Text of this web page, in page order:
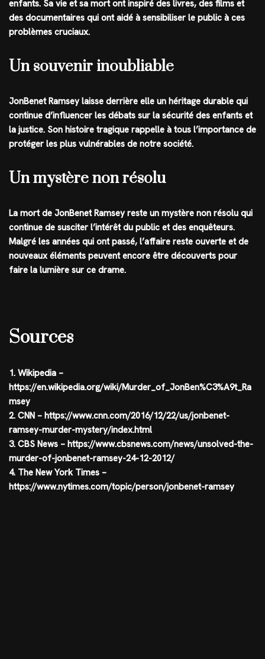
enfants. Sa vie et sa mort ont inspiré des livres, des films et
des documentaires qui ont aidé à sensibiliser le public à ces
problèmes cruciaux.
Un souvenir inoubliable
JonBenet Ramsey laisse derrière elle un héritage durable qui
continue d’influencer les débats sur la sécurité des enfants et
la justice. Son histoire tragique rappelle à tous l’importance de
protéger les plus vulnérables de notre société.
Un mystère non résolu
La mort de JonBenet Ramsey reste un mystère non résolu qui
continue de susciter l’intérêt du public et des enquêteurs.
Malgré les années qui ont passé, l’affaire reste ouverte et de
nouveaux éléments peuvent encore être découverts pour
faire la lumière sur ce drame.
Sources
1. Wikipedia –
https://en.wikipedia.org/wiki/Murder_of_JonBen%C3%A9t_Ra
msey
2. CNN – https://www.cnn.com/2016/12/22/us/jonbenet-
ramsey-murder-mystery/index.html
3. CBS News – https://www.cbsnews.com/news/unsolved-the-
murder-of-jonbenet-ramsey-24-12-2012/
4. The New York Times –
https://www.nytimes.com/topic/person/jonbenet-ramsey